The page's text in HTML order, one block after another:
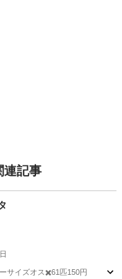
連記事
トムシフリーサイズオ